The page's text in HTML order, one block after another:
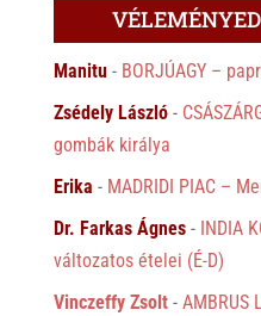
Manitu- BORJÚAGY –
Zsédely László-
gombák királya
Erika - MADRIDI PIAC –
Dr. Farkas Ágnes- INDIA
változatos ételei (É-D)
Vinczeffy Zsolt- AMBRUS